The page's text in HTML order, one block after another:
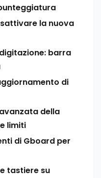
la nuova
barra
di
della
limiti
di Gboard per
tastiere su